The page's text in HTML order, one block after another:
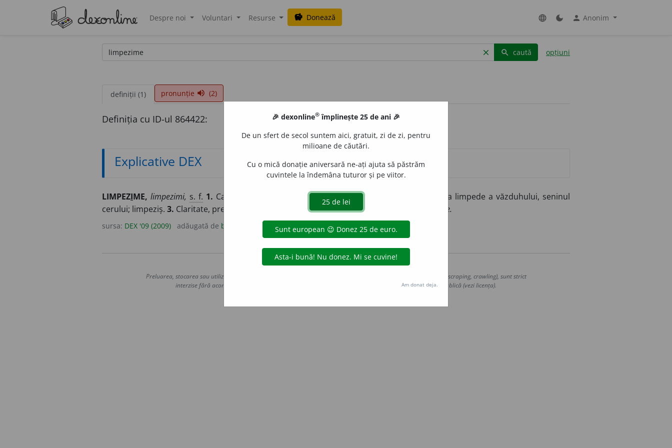
Despre noi Voluntari Resurse savings Donează language dark_mode person Anonim
clear search caută opțiuni
definiții (1) pronunție volume_up (2)
Definiția cu ID-ul 864422:
Explicative DEX
LIMPEZIME, limpezimi, s. f. 1. Calitatea de a fi limpede; claritate, limpeziciune.
Întinderea limpede a văzduhului, seninul
cerului; limpeziș. 3. Claritate, precizie (în scris, în exprimare); explicitate. – -ime.
sursa: DEX '09 (2009) adăugată de blaurb. acțiuni
Copyright © 2004-2026 dexonline (https://dexonline.ro)
Preluarea, stocarea sau utilizarea datelor de pe acest site, inclusiv prin orice metode de extragere automată (web scraping, crawling), sunt strict
interzise fără acordul nostru prealabil scris, cu excepția seturilor de date oferite oficial spre utilizare publică (vezi licența).
🎉 dexonline® împlinește 25 de ani 🎉
De un sfert de secol suntem aici, gratuit, zi de zi, pentru
milioane de căutări.
Cu o mică donație aniversară ne-ați ajuta să păstrăm
cuvintele la îndemâna tuturor și pe viitor.
Am donat deja.